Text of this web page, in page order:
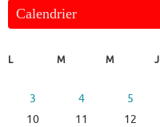
Calendrier
L
M M J
3
4 5
10
11 12